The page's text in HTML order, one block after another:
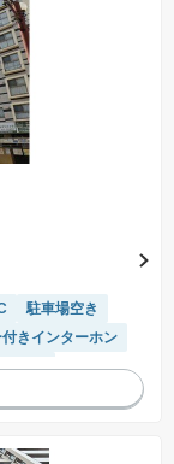
駐車場空き
きインターホン
ター